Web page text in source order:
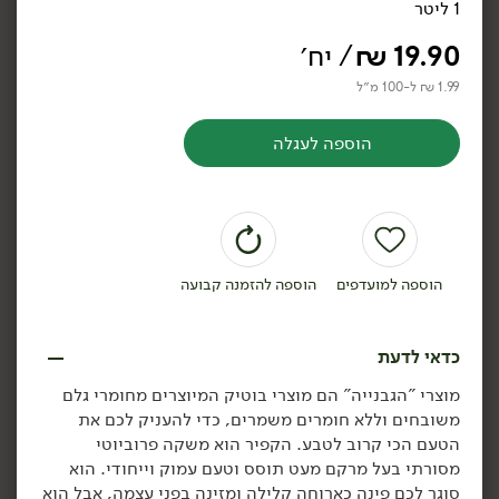
קפיר משקה מחלב בקר -
1 ליטר
הוספה לסל
יח׳ יח׳
11.90
/ יח׳
חלב מועשר 3% - 'מחלבות
הגולן'
1 ליטר
1.19 ₪ ל-100 מ״ל
חלב מהגולן 4% שומן
1 ליטר
1.19 ₪ ל-100 מ״ל
1 ליטר
19.90
₪/ יח׳
1.99 ₪ ל-100 מ״ל
הוספה לעגלה
הוספה למועדפים הוספה להזמנה קבועה
כדאי לדעת
מוצרי "הגבנייה" הם מוצרי בוטיק המיוצרים מחומרי גלם
משובחים וללא חומרים משמרים, כדי להעניק לכם את
הטעם הכי קרוב לטבע. הקפיר הוא משקה פרוביוטי
מסורתי בעל מרקם מעט תוסס וטעם עמוק וייחודי. הוא
סוגר לכם פינה כארוחה קלילה ומזינה בפני עצמה, אבל הוא